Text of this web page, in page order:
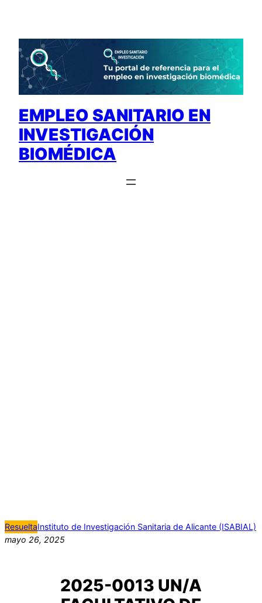
contenido
EMPLEO SANITARIO EN
INVESTIGACIÓN
BIOMÉDICA
ResueltaInstituto de Investigación Sanitaria de Alicante (ISABIAL)
mayo 26, 2025
2025-0013 UN/A